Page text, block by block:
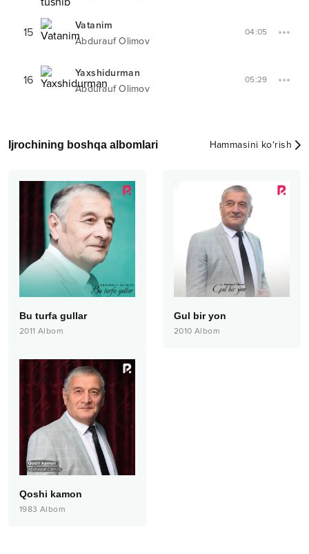
15
Vatanim
Abdurauf Olimov
04:05
16
Yaxshidurman
Abdurauf Olimov
05:29
Ijrochining boshqa albomlari Hammasini ko‘rish
Bu turfa gullar
2011 Albom
Gul bir yon
2010 Albom
Qoshi kamon
1983 Albom